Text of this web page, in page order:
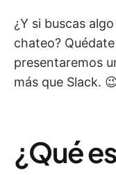
¿Y si buscas
chateo?
presentaremos
más que Slack.
¿Qué